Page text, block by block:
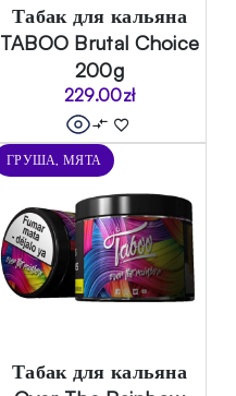
Табак для кальяна
TABOO Brutal Choice
200g
229.00zł
ГРУША, МЯТА
Табак для кальяна